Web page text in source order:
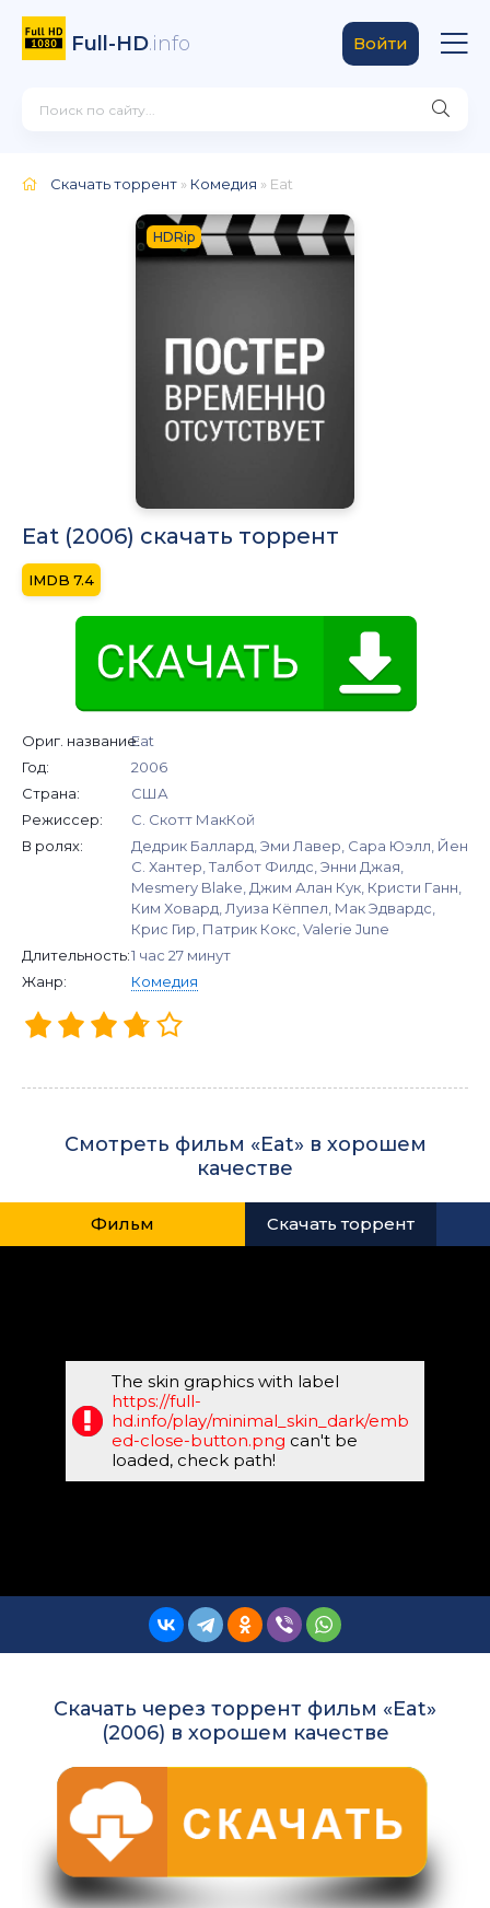
Full-HD.info Войти
Скачать торрент » Комедия » Eat
HDRip
Eat (2006) скачать торрент
7.4
Ориг. название:Eat
Год:
2006
Страна:
США
Режиссер:
С. Скотт МакКой
В ролях:
Дедрик Баллард, Эми Лавер, Сара Юэлл, Йен
С. Хантер, Талбот Филдс, Энни Джая,
Mesmery Blake, Джим Алан Кук, Кристи Ганн,
Ким Ховард, Луиза Кёппел, Мак Эдвардс,
Крис Гир, Патрик Кокс, Valerie June
Длительность:1 час 27 минут
Жанр:
Комедия
Смотреть фильм «Eat» в хорошем
качестве
Фильм Скачать торрент
The skin graphics with label
https://full-
hd.info/play/minimal_skin_dark/emb
ed-close-button.png can't be
loaded, check path!
Скачать через торрент фильм «Eat»
(2006) в хорошем качестве